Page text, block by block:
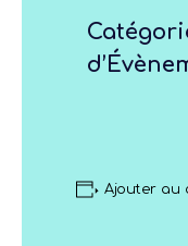
Ajouter au